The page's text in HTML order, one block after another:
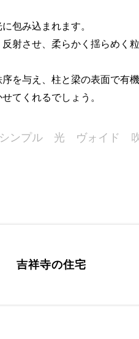
包み込まれます。
射させ、柔らかく揺らめく
を与え、柱と梁の表面で有
てくれるでしょう。
ンプル 光 ヴォイド
吉祥寺の住宅